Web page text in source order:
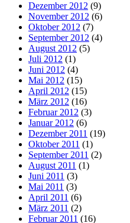
Dezember 2012 (9)
November 2012 (6)
Oktober 2012 (7)
September 2012 (4)
August 2012 (5)
Juli 2012 (1)
Juni 2012 (4)
Mai 2012 (15)
April 2012 (15)
März 2012 (16)
Februar 2012 (3)
Januar 2012 (6)
Dezember 2011 (19)
Oktober 2011 (1)
September 2011 (2)
August 2011 (1)
Juni 2011 (3)
Mai 2011 (3)
April 2011 (6)
März 2011 (2)
Februar 2011 (16)